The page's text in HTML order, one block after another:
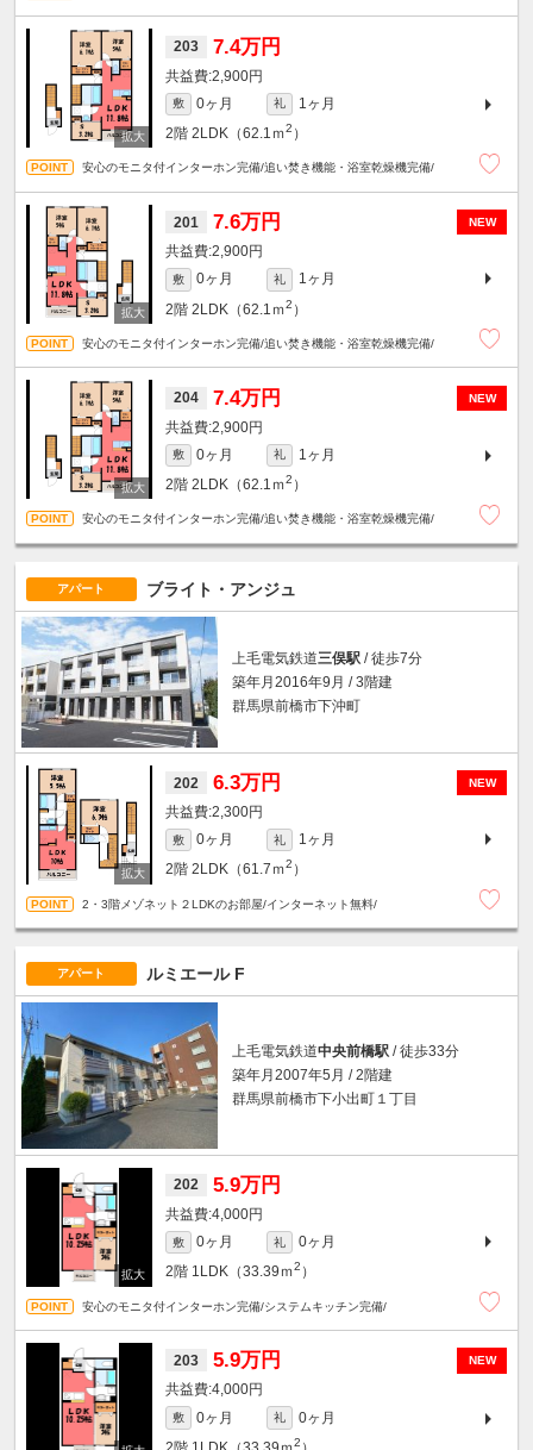
203 7.4万円
2,900円
敷 0ヶ月 礼
1ヶ月
2階 2LDK（62.1ｍ2 ）
安心のモニタ付インターホン完備/追い焚き機能・浴室乾燥機完備/
NEW
201 7.6万円
2,900円
敷 0ヶ月 礼
1ヶ月
2階 2LDK（62.1ｍ2 ）
安心のモニタ付インターホン完備/追い焚き機能・浴室乾燥機完備/
NEW
204 7.4万円
2,900円
敷 0ヶ月 礼
1ヶ月
2階 2LDK（62.1ｍ2 ）
安心のモニタ付インターホン完備/追い焚き機能・浴室乾燥機完備/
アパート ブライト・アンジュ
上毛電気鉄道三俣駅 / 徒歩7分
築年月2016年9月 / 3階建
群馬県前橋市下沖町
NEW
202 6.3万円
2,300円
敷 0ヶ月 礼
1ヶ月
2階 2LDK（61.7ｍ2 ）
2・3階メゾネット２LDKのお部屋/インターネット無料/
アパート ルミエール F
上毛電気鉄道中央前橋駅 / 徒歩33分
築年月2007年5月 / 2階建
群馬県前橋市下小出町１丁目
202 5.9万円
4,000円
敷 0ヶ月 礼
0ヶ月
2階 1LDK（33.39ｍ2 ）
安心のモニタ付インターホン完備/システムキッチン完備/
NEW
203 5.9万円
4,000円
敷 0ヶ月 礼
0ヶ月
2